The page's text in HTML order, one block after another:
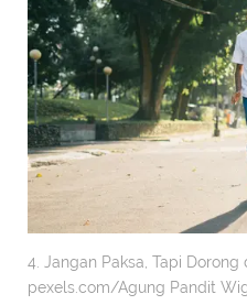
4. Jangan Paksa, Tapi
pexels.com/Agung Pandit